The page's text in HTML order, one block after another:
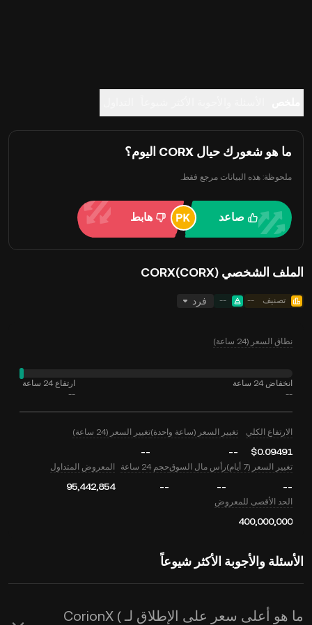
ما هو شعورك حيال CORX اليوم؟
ملحوظة: هذه البيانات مرجع فقط.
صاعد هابط
الملف الشخصي CORX(CORX)
تصنيف --
-- فرد
نطاق السعر (24 ساعة)
انخفاض 24 ساعة
--
ارتفاع 24 ساعة
--
الارتفاع الكلي
$0.09491
تغيير السعر (ساعة واحدة)
--
تغيير السعر (24 ساعة)
--
تغيير السعر (7 أيام)
--
رأس مال السوق
--
حجم 24 ساعة
--
المعروض المتداول
95,442,854
الحد الأقصى للمعروض
400,000,000
الأسئلة والأجوبة الأكثر شيوعاً
ما هو أعلى سعر على الإطلاق لـ CorionX (